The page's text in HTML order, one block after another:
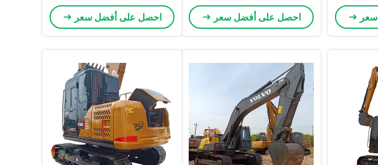
المستخدمة
احصل على أفضل سعر احصل على أفضل سعر